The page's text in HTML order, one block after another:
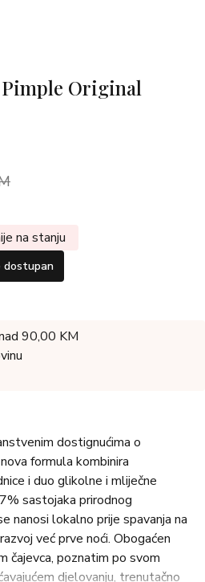
Original
na stanju
dostupan
90,00 KM
dostignućima o
formula kombinira
i duo glikolne i mliječne
sastojaka prirodnog
nanosi lokalno prije spavanja na
već prve noći. Obogaćen
čajevca, poznatim po svom
djelovanju, trenutačno